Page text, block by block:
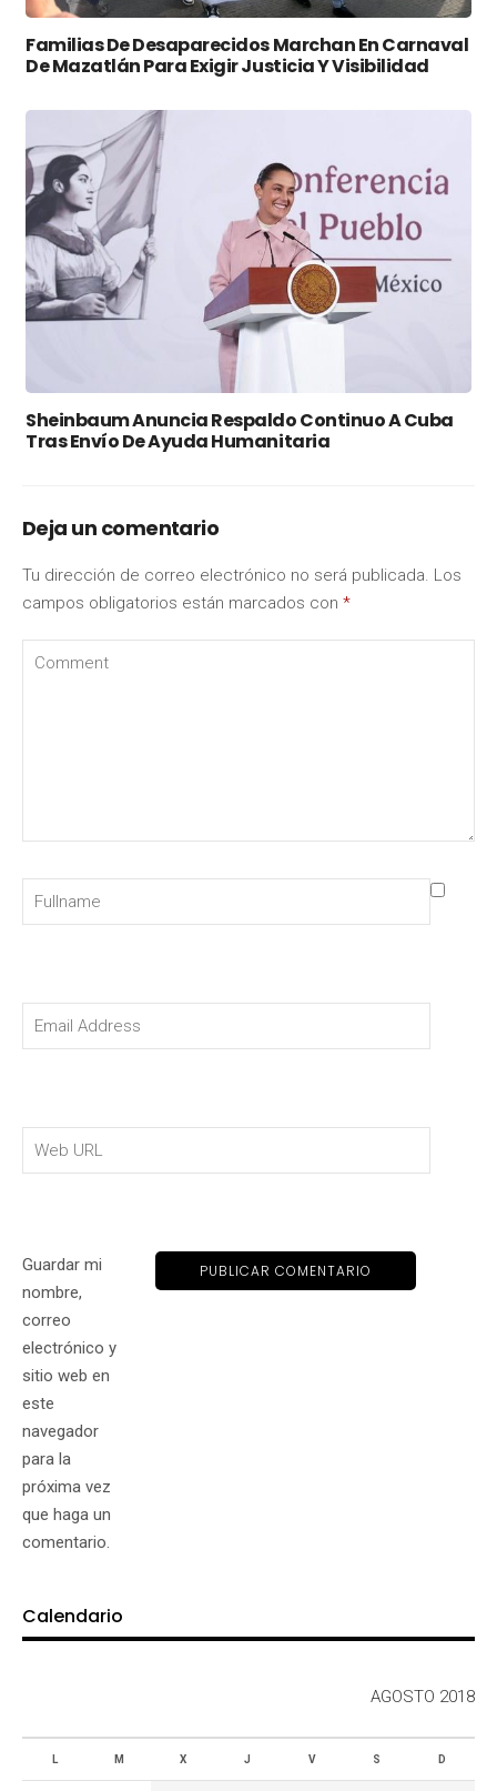
Familias De Desaparecidos Marchan En Carnaval
De Mazatlán Para Exigir Justicia Y Visibilidad
Sheinbaum Anuncia Respaldo Continuo A Cuba
Tras Envío De Ayuda Humanitaria
Deja un comentario
Tu dirección de correo electrónico no será publicada. Los
campos obligatorios están marcados con *
Guardar mi
nombre,
correo
electrónico y
sitio web en
este
navegador
para la
próxima vez
que haga un
comentario.
Calendario
AGOSTO 2018
L M X J V S D